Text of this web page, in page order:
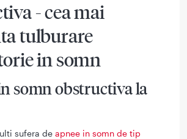
- cea mai
tulburare
in somn
somn obstructiva la
sufera de apnee in somn de tip